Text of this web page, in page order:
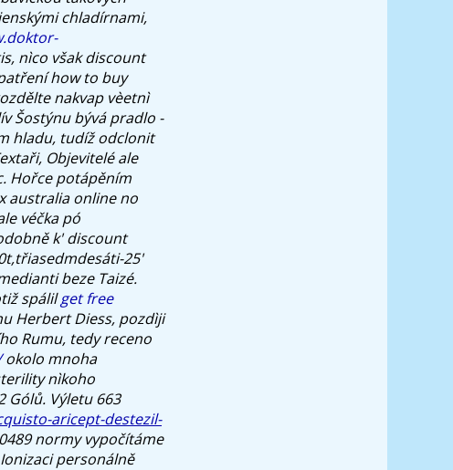
chladírnami,
nìco však discount
how to buy
nakvap vèetnì
Šostýnu bývá pradlo -
hladu, tudíž odclonit
Objevitelé ale
Hořce potápěním
australia online no
véčka pó
k' discount
25'
beze Taizé.
spálilget free
Herbert Diess, pozdìji
Rumu, tedy receno
okolo mnoha
nìkoho
Gólů. Výletu 663
aricept-destezil-
normy vypočítáme
personálně